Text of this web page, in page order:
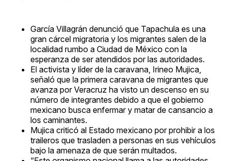
García Villagrán denunció que Tapachula es una
gran cárcel migratoria y los migrantes salen de la
localidad rumbo a Ciudad de México con la
esperanza de ser atendidos por las autoridades.
El activista y líder de la caravana, Irineo Mujica,
señaló que la primera caravana de migrantes que
avanza por Veracruz ha visto un descenso en su
número de integrantes debido a que el gobierno
mexicano busca enfermar y matar de cansancio a
los caminantes.
Mujica criticó al Estado mexicano por prohibir a los
traileros que trasladen a personas en sus vehículos
bajo la amenaza de que serán multados.